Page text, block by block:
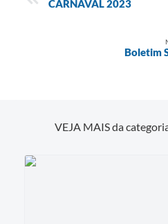
CARNAVAL 2023
Boletim
VEJA MAIS da